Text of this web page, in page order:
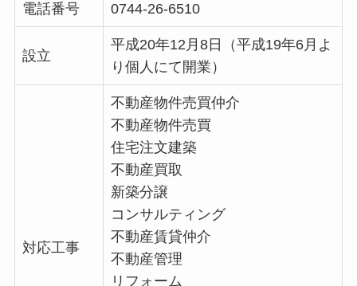
電話番号 0744-26-6510
設立
平成20年12月8日（平成19年6月よ
り個人にて開業）
対応工事
不動産物件売買仲介
不動産物件売買
住宅注文建築
不動産買取
新築分譲
コンサルティング
不動産賃貸仲介
不動産管理
リフォーム